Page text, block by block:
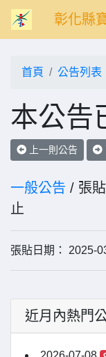
彰化縣
首頁 公告列表
本公告
上一則公告
一般公告 / 張
止
張貼日期： 2025-
近月內熱門